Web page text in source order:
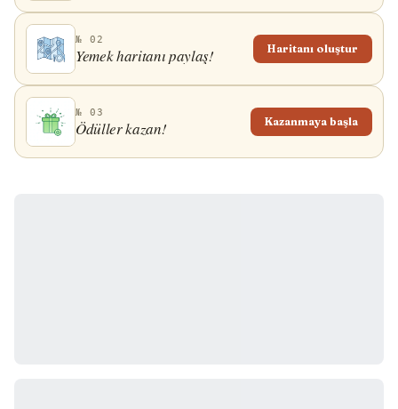
№ 02
Yemek haritanı paylaş! Haritanı oluştur
№ 03
Ödüller kazan! Kazanmaya başla